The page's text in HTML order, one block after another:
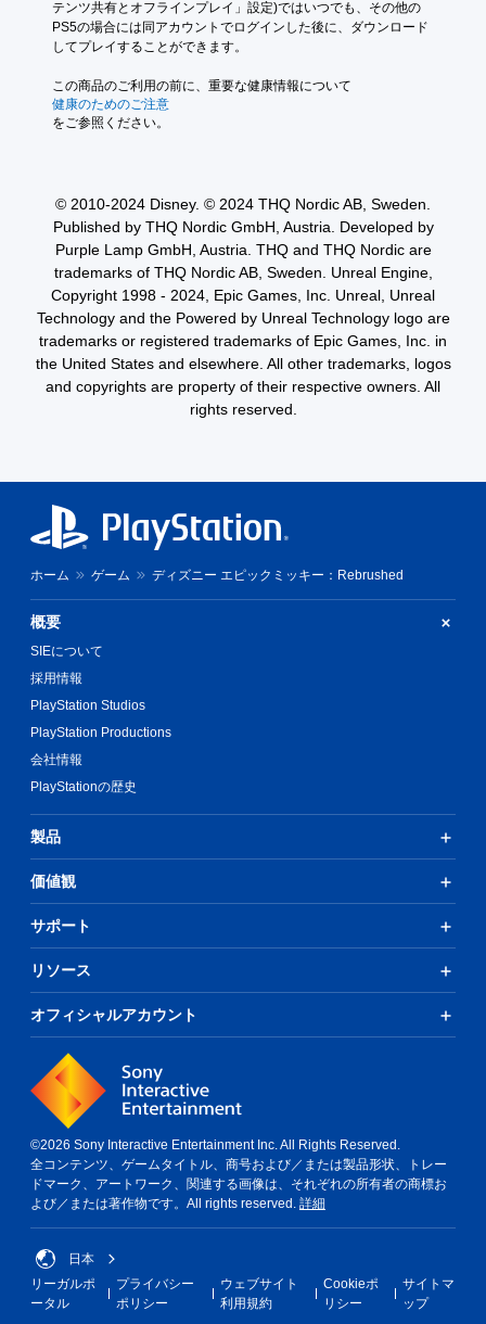
ラ
ー
振
動
機
し
で
プ
イ
可
能
コ
ン
ト
振
動
能
ク
フ
ド
を
わ
を
プ
イ
で
き
ま
す
。
テンツ共有とオフラインプレイ」設定)ではいつでも、その他の
PS5の場合には同アカウントでログインした後に、ダウンロード
してプレイすることができます。
この商品のご利用の前に、重要な健康情報について
健康のためのご注意
をご参照ください。
© 2010-2024 Disney. © 2024 THQ Nordic AB, Sweden.
Published by THQ Nordic GmbH, Austria. Developed by
Purple Lamp GmbH, Austria. THQ and THQ Nordic are
trademarks of THQ Nordic AB, Sweden. Unreal Engine,
Copyright 1998 - 2024, Epic Games, Inc. Unreal, Unreal
Technology and the Powered by Unreal Technology logo are
trademarks or registered trademarks of Epic Games, Inc. in
the United States and elsewhere. All other trademarks, logos
and copyrights are property of their respective owners. All
rights reserved.
ホーム ゲーム ディズニー エピックミッキー：Rebrushed
概要
SIEについて
採用情報
PlayStation Studios
PlayStation Productions
会社情報
PlayStationの歴史
製品
価値観
サポート
リソース
オフィシャルアカウント
©2026 Sony Interactive Entertainment Inc. All Rights Reserved.
全コンテンツ、ゲームタイトル、商号および／または製品形状、トレー
ドマーク、アートワーク、関連する画像は、それぞれの所有者の商標お
よび／または著作物です。All rights reserved. 詳細
日本
リーガルポ
ータル
プライバシー
ポリシー
ウェブサイト
利用規約
Cookieポ
リシー
サイトマ
ップ